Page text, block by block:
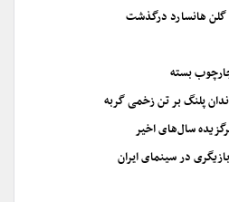
گلن هانسارد درگذشت
بسته
پلنگ بر تن زخمی گربه
در سینمای ایران